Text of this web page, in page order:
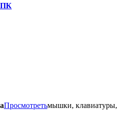
ПК
Просмотретьмышки, клавиатуры,